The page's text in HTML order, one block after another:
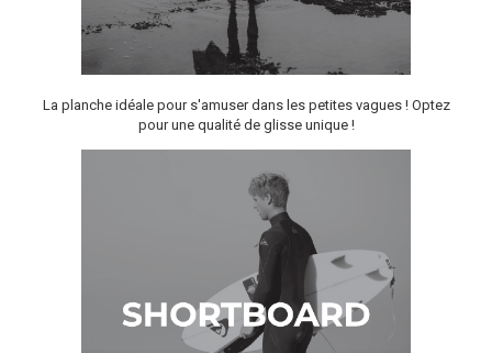
La planche idéale pour s'amuser dans les petites vagues ! Optez
pour une qualité de glisse unique !